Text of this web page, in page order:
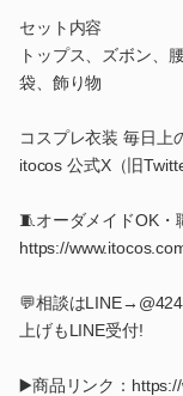
セット内容
トップス、ズボン、
袋、飾り物
コスプレ衣装 毎日上
itocos 公式X（旧
🧵オーダメイドOK・
https://
💬相談は
上げもLINE受付!
▶️商品リンク：